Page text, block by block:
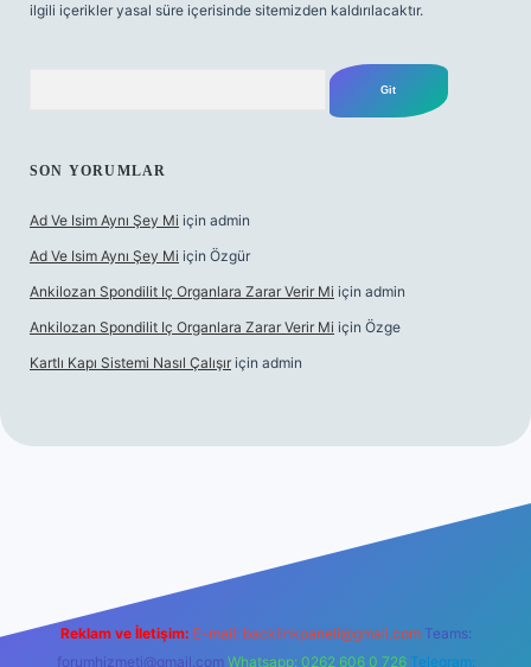
ilgili içerikler yasal süre içerisinde sitemizden kaldırılacaktır.
SON YORUMLAR
Ad Ve Isim Aynı Şey Mi için admin
Ad Ve Isim Aynı Şey Mi için Özgür
Ankilozan Spondilit Iç Organlara Zarar Verir Mi için admin
Ankilozan Spondilit Iç Organlara Zarar Verir Mi için Özge
Kartlı Kapı Sistemi Nasıl Çalışır için admin
Reklam ve İletişim: E-mail: backlinkpaneli@gmail.com Teams:
forumhizmeti@gmail.com Whatsapp: 0262 606 0 726 Telegram: